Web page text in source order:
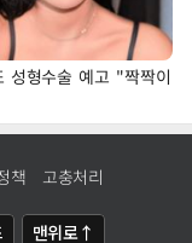
성형수술 예고 "짝짝이
책 고충처리
맨위로↑